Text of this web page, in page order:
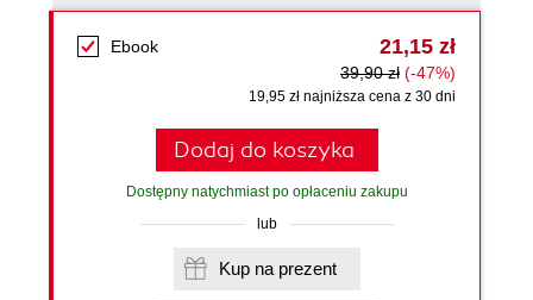
Ebook 21,15 zł
39,90 zł (-47%)
19,95 zł najniższa cena z 30 dni
Dodaj do koszyka
Dostępny natychmiast po opłaceniu zakupu
lub
Kup na prezent